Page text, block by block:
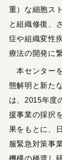
重）な細胞ス
と組織修復、
症や組織変性
療法の開発に
本センター
態解明と新た
は、2015年度
援事業の採択
果をもとに、
服緊急対策事
機構の橋渡し